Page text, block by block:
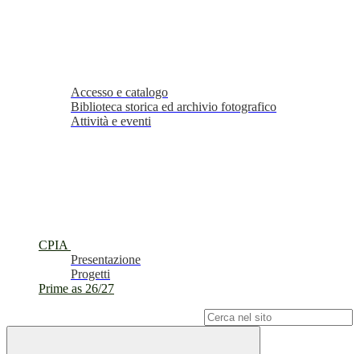
Accesso e catalogo
Biblioteca storica ed archivio fotografico
Attività e eventi
CPIA
Presentazione
Progetti
Prime as 26/27